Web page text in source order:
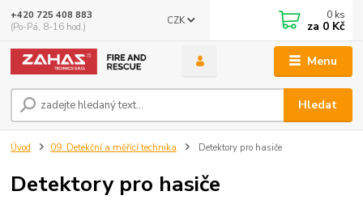
Menu
CZK
Hledat
+420 725 408 883
(Po-Pá, 8-16 hod.)
0 ks
za 0 Kč
Úvod 09. Detekční a měřící technika Detektory pro hasiče
Detektory pro hasiče